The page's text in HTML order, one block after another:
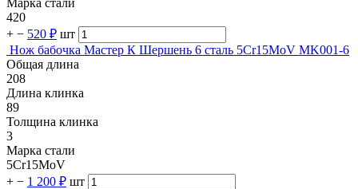
420
+ − 520 ₽ шт
Нож бабочка Мастер К Шершень 6 сталь 5Cr15MoV MK001-6
Общая длина
208
Длина клинка
89
Толщина клинка
3
Марка стали
5Cr15MoV
+ − 1 200 ₽ шт